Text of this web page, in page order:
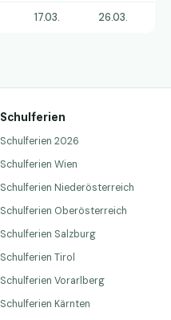
17.03. 26.03.
Schulferien
Schulferien 2026
Schulferien Wien
Schulferien Niederösterreich
Schulferien Oberösterreich
Schulferien Salzburg
Schulferien Tirol
Schulferien Vorarlberg
Schulferien Kärnten